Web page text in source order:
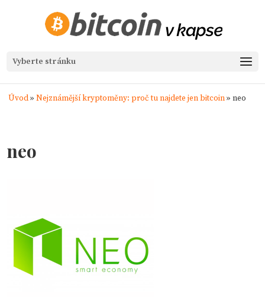
Vyberte stránku
Úvod» Nejznámější kryptoměny: proč tu najdete jen bitcoin» neo
neo